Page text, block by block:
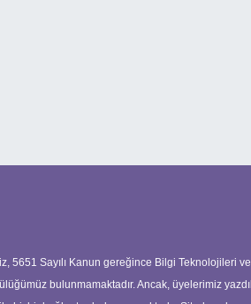
5651 Sayılı Kanun gereğince Bilgi Teknolojileri
bulunmamaktadır. Ancak, üyelerimiz